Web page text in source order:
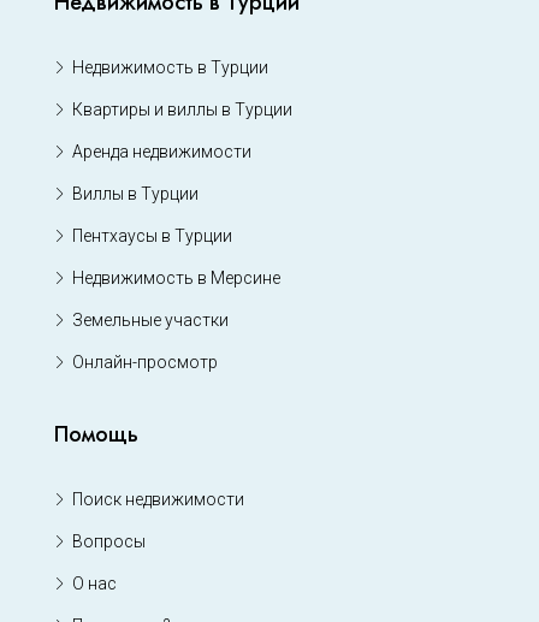
Недвижимость в Турции
Квартиры и виллы в Турции
Аренда недвижимости
Виллы в Турции
Пентхаусы в Турции
Недвижимость в Мерсине
Земельные участки
Онлайн-просмотр
Помощь
Поиск недвижимости
Вопросы
О нас